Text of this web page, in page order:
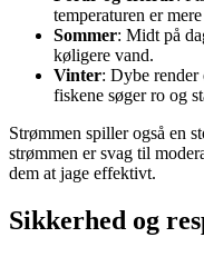
temperaturen er
Sommer: Midt på
køligere vand.
Vinter: Dybe render
fiskene søger ro og
Strømmen spiller også en
strømmen er svag til
dem at jage effektivt.
Sikkerhed og